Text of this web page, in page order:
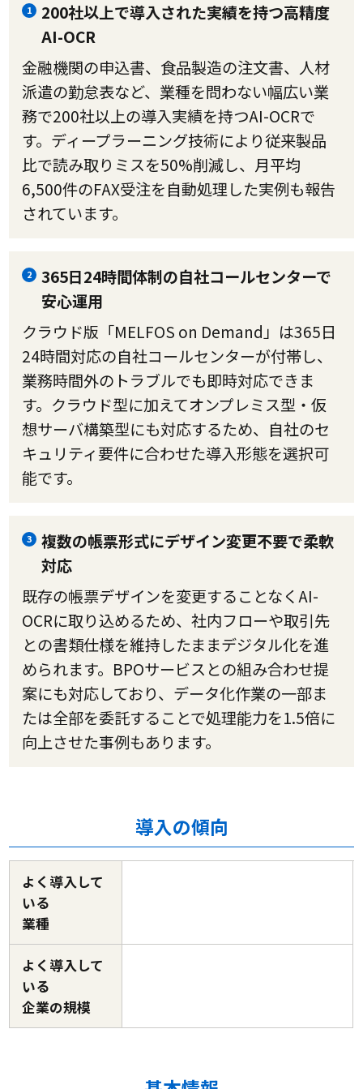
1
200社以上で導入された実績を持つ高精度
AI-OCR
金融機関の申込書、食品製造の注文書、人材
派遣の勤怠表など、業種を問わない幅広い業
務で200社以上の導入実績を持つAI-OCRで
す。ディープラーニング技術により従来製品
比で読み取りミスを50%削減し、月平均
6,500件のFAX受注を自動処理した実例も報告
されています。
2
365日24時間体制の自社コールセンターで
安心運用
クラウド版「MELFOS on Demand」は365日
24時間対応の自社コールセンターが付帯し、
業務時間外のトラブルでも即時対応できま
す。クラウド型に加えてオンプレミス型・仮
想サーバ構築型にも対応するため、自社のセ
キュリティ要件に合わせた導入形態を選択可
能です。
3
複数の帳票形式にデザイン変更不要で柔軟
対応
既存の帳票デザインを変更することなくAI-
OCRに取り込めるため、社内フローや取引先
との書類仕様を維持したままデジタル化を進
められます。BPOサービスとの組み合わせ提
案にも対応しており、データ化作業の一部ま
たは全部を委託することで処理能力を1.5倍に
向上させた事例もあります。
導入の傾向
よく導入して
いる
業種
よく導入して
いる
企業の規模